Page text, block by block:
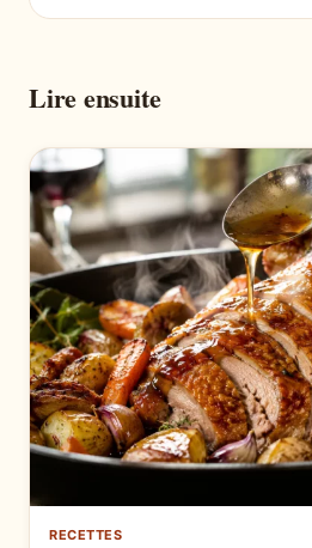
Lire ensuite
RECETTES